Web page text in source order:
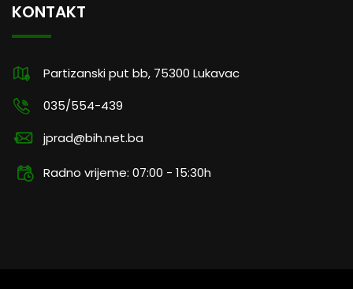
KONTAKT
Partizanski put bb, 75300 Lukavac
035/554-439
jprad@bih.net.ba
Radno vrijeme: 07:00 - 15:30h